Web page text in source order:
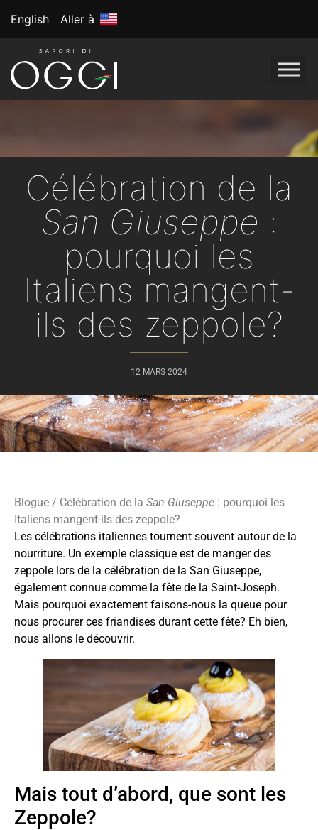
English Aller à
Célébration de la
San Giuseppe :
pourquoi les
Italiens mangent-
ils des zeppole?
12 MARS 2024
Blogue / Célébration de la San Giuseppe : pourquoi les
Italiens mangent-ils des zeppole?
Les célébrations italiennes tournent souvent autour de la
nourriture. Un exemple classique est de manger des
zeppole lors de la célébration de la San Giuseppe,
également connue comme la fête de la Saint-Joseph.
Mais pourquoi exactement faisons-nous la queue pour
nous procurer ces friandises durant cette fête? Eh bien,
nous allons le découvrir.
Mais tout d’abord, que sont les
Zeppole?